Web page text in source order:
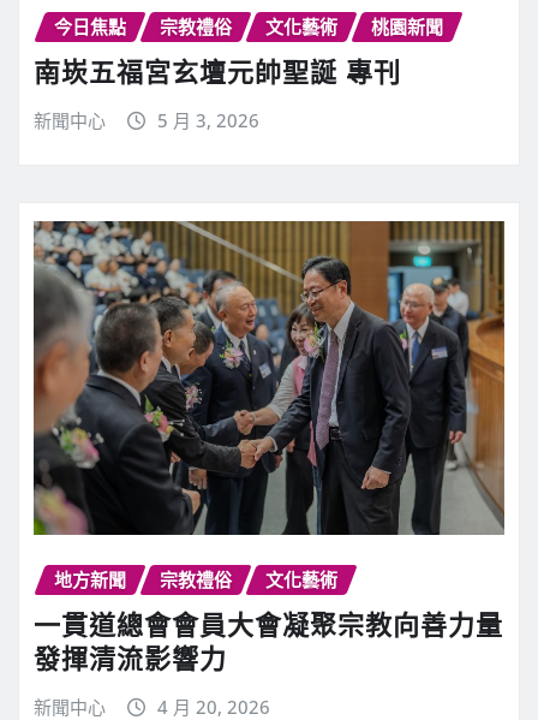
今日焦點 宗教禮俗 文化藝術 桃園新聞
南崁五福宮玄壇元帥聖誕 專刊
新聞中心 5 月 3, 2026
地方新聞 宗教禮俗 文化藝術
一貫道總會會員大會凝聚宗教向善力量
發揮清流影響力
新聞中心 4 月 20, 2026